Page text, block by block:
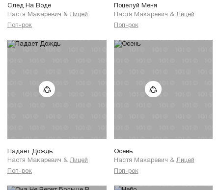
След На Воде
Настя Макаревич & Лицей
Поп-рок
Поцелуй Меня
Настя Макаревич & Лицей
Поп-рок
Падает Дождь
Настя Макаревич & Лицей
Поп-рок
Осень
Настя Макаревич & Лицей
Поп-рок